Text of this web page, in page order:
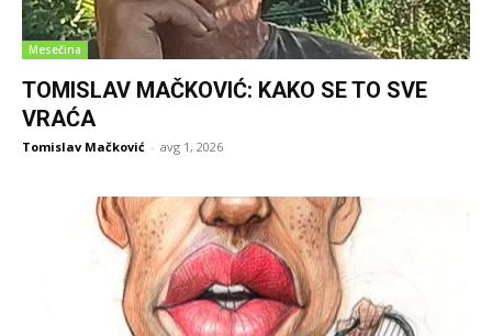
Mesečina
TOMISLAV MAČKOVIĆ: KAKO SE TO SVE
VRAĆA
Tomislav Mačković - avg 1, 2026